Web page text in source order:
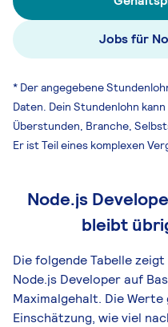
Jobs für
* Der angegebene
Daten. Dein Stundenlohn
Überstunden, Branche,
Er ist Teil eines komplexen
Node.js
bleibt
Die folgende Tabelle
Node.js Developer auf
Maximal­gehalt. Die
Einschätzung, wie viel